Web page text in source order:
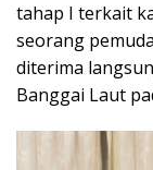
tahap I terkait
seorang
diterima
Banggai Laut